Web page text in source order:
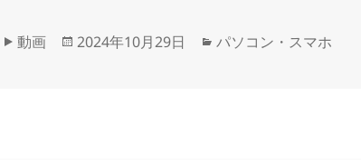
Format
動画
Updated
2024年10月29日 Categories
パソコン・スマホ